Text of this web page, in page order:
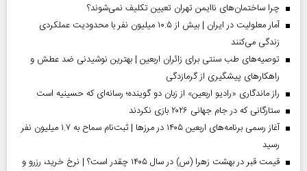
چرا ساختمان‌های ناایمن تهران تعیین تکلیف نمی‌شوند؟
آمار معلولیت در ایران | بیش از ۱۰.۵ میلیون نفر با محدودیت عملکردی
زندگی می‌کنند
توصیه‌های طب سنتی برای زائران اربعین | بهترین نوشیدنی ضد عطش و
راهکارهای پیشگیری از گرمازدگی
راز ماندگاری «رادیو اربعین» از زبان دو گوینده؛ رسانه‌ای که حسینیه است
ستارگانی که در جام جهانی ۲۰۲۶ بازی نکردند
آغاز رسمی برنامه‌های اربعین ۱۴۰۵ در مرز‌ها | ثبت‌نام سماح به ۱.۷ میلیون نفر
رسید
قیمت قبر در بهشت زهرا (س) در سال ۱۴۰۵ چقدر است؟ | نرخ خرید، رزرو و